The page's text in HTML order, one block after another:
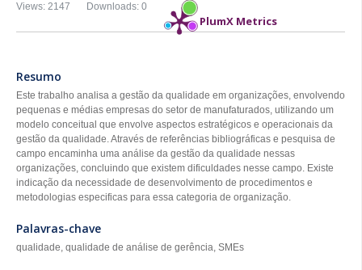
PlumX Metrics
Downloads: 0
Views: 2147
Resumo
Este trabalho analisa a gestão da qualidade em organizações, envolvendo
pequenas e médias empresas do setor de manufaturados, utilizando um
modelo conceitual que envolve aspectos estratégicos e operacionais da
gestão da qualidade. Através de referências bibliográficas e pesquisa de
campo encaminha uma análise da gestão da qualidade nessas
organizações, concluindo que existem dificuldades nesse campo. Existe
indicação da necessidade de desenvolvimento de procedimentos e
metodologias especificas para essa categoria de organização.
Palavras-chave
qualidade, qualidade de análise de gerência, SMEs